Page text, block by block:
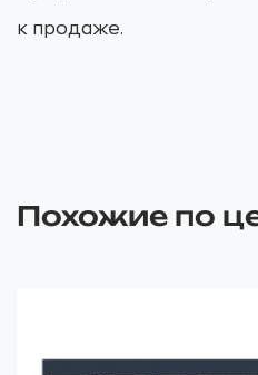
к продаже.
Похожие по